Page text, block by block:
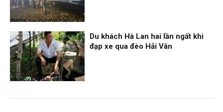
Điểm tin
08/08/26, 13:11
Thời sự
08/08/26, 13:10
Du khách Hà Lan hai lần ngất khi
đạp xe qua đèo Hải Vân